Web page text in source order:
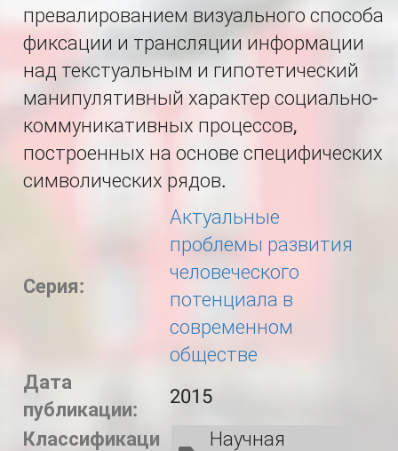
превалированием визуального способа
фиксации и трансляции информации
над текстуальным и гипотетический
манипулятивный характер социально-
коммуникативных процессов,
построенных на основе специфических
символических рядов.
Серия:
Актуальные
проблемы развития
человеческого
потенциала в
современном
обществе
Дата
публикации:
2015
Классификаци
Научная